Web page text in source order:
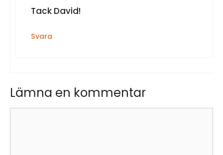
Tack David!
Svara
Lämna en kommentar